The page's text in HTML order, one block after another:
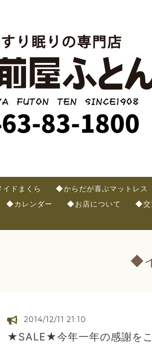
ドまくら ◆からだが喜ぶマットレス
◆カレンダー ◆お店について ◆交
◆
2014/12/11 21:10
★SALE★今年一年の感謝を